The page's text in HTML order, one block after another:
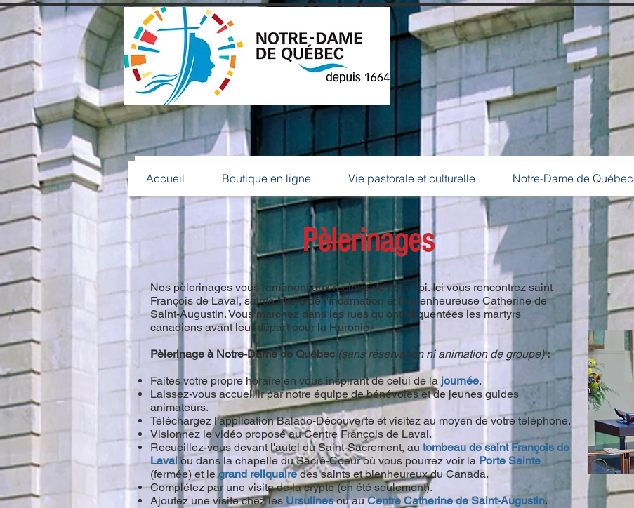
Accueil Boutique en ligne Vie pastorale et culturelle Notre-Dame de Québec
Accueil Boutique en ligne Vie pastorale et culturelle Notre-Dame de Québec
Pèlerinages
Nos pèlerinages vous ramènent aux racines de notre foi. Ici vous rencontrez saint
François de Laval, sainte Marie de l'Incarnation et la bienheureuse Catherine de
Saint-Augustin. Vous marchez dans les rues qu'ont fréquentées les martyrs
canadiens avant leur départ pour la Huronie.
Pèlerinage à Notre-Dame de Québec (sans réservation ni animation de groupe):
Faites votre propre horaire en vous inspirant de celui de la journée.
Laissez-vous accueillir par notre équipe de bénévoles et de jeunes guides
animateurs.
Téléchargez l'application Balado-Découverte et visitez au moyen de votre téléphone.
Visionnez le vidéo proposé au Centre François de Laval.
Recueillez-vous devant l'autel du Saint-Sacrement, au tombeau de saint François de
Laval ou dans la chapelle du Sacré-Coeur où vous pourrez voir la Porte Sainte
(fermée) et legrand reliquairedes saints et bienheureux du Canada.
Complétez par une visite de la crypte (en été seulement).
Ajoutez une visite chez les Ursulinesou auCentre Catherine de Saint-Augustin.